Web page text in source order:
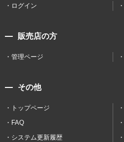
ログイン
販売店の方
管理ページ
その他
トップページ
FAQ
システム更新履歴